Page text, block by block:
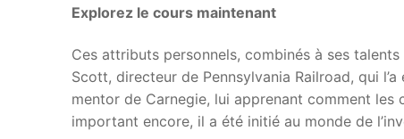
Explorez le cours maintenant
Ces attributs personnels, combinés à ses
Scott, directeur de Pennsylvania Railroad, qui
mentor de Carnegie, lui apprenant comment
important encore, il a été initié au monde de